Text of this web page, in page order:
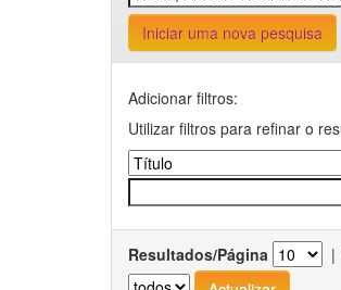
Iniciar uma nova pesquisa
Adicionar filtros:
Utilizar filtros para refinar o
Resultados/Página |